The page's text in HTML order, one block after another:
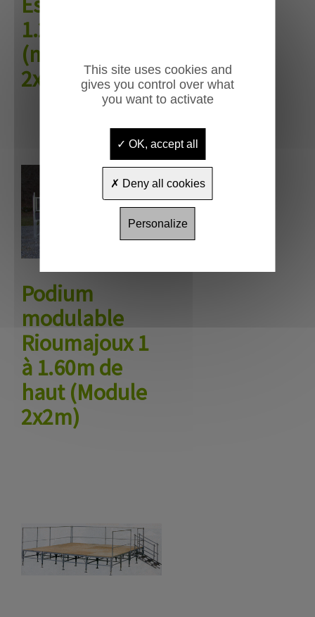
1.20m de haut
(module
2x2m)
Podium
modulable
Rioumajoux 1
à 1.60m de
haut (Module
2x2m)
This site uses cookies and
gives you control over what
you want to activate
OK, accept all
Deny all cookies
Personalize